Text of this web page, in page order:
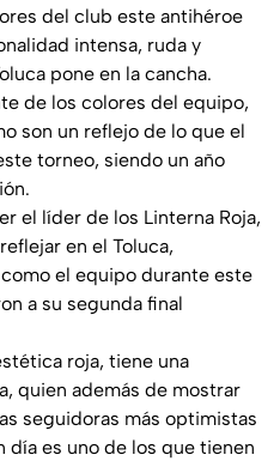
del club este antihéroe
intensa, ruda y
pone en la cancha.
de los colores del equipo,
son un reflejo de lo que el
torneo, siendo un año
el líder de los Linterna Roja,
en el Toluca,
el equipo durante este
a su segunda final
roja, tiene una
quien además de mostrar
seguidoras más optimistas
día es uno de los que tienen